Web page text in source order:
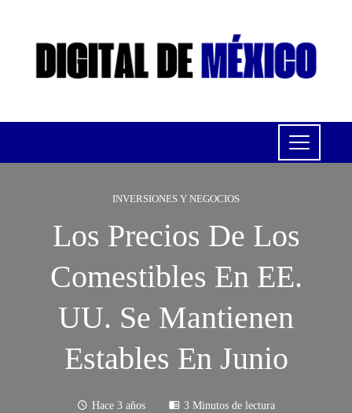
INVERSIONES Y NEGOCIOS
Los Precios De Los
Comestibles En EE.
UU. Se Mantienen
Estables En Junio
Hace 3 años 3 Minutos de lectura